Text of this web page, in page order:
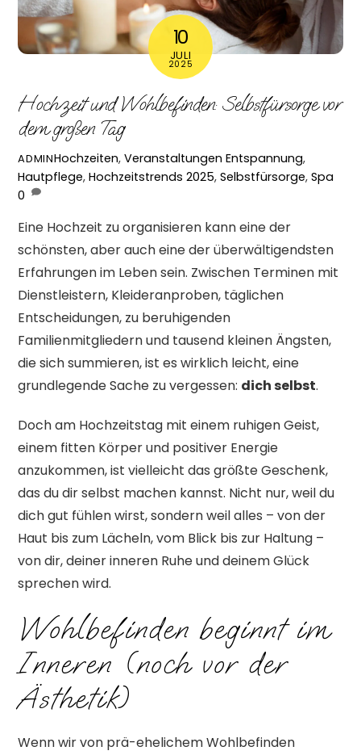
10
JULI
2025
Hochzeit und Wohlbefinden: Selbstfürsorge vor
dem großen Tag
ADMINHochzeiten, Veranstaltungen Entspannung,
Hautpflege,Hochzeitstrends 2025,Selbstfürsorge,Spa
0
Eine Hochzeit zu organisieren kann eine der
schönsten, aber auch eine der überwältigendsten
Erfahrungen im Leben sein. Zwischen Terminen mit
Dienstleistern, Kleideranproben, täglichen
Entscheidungen, zu beruhigenden
Familienmitgliedern und tausend kleinen Ängsten,
die sich summieren, ist es wirklich leicht, eine
grundlegende Sache zu vergessen: dich selbst.
Doch am Hochzeitstag mit einem ruhigen Geist,
einem fitten Körper und positiver Energie
anzukommen, ist vielleicht das größte Geschenk,
das du dir selbst machen kannst. Nicht nur, weil du
dich gut fühlen wirst, sondern weil alles – von der
Haut bis zum Lächeln, vom Blick bis zur Haltung –
von dir, deiner inneren Ruhe und deinem Glück
sprechen wird.
Wohlbefinden beginnt im
Inneren (noch vor der
Ästhetik)
Wenn wir von prä-ehelichem Wohlbefinden